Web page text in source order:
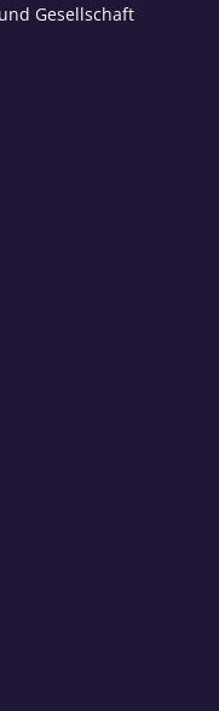
Gesellschaft